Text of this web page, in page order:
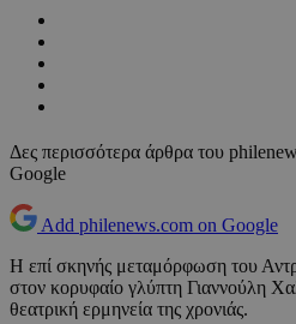
Δες περισσότερα άρθρα του
Google
Add philenews.com on Google
Η επί σκηνής μεταμόρφωση του
στον κορυφαίο γλύπτη Γιαννούλη
θεατρική ερμηνεία της χρονιάς.